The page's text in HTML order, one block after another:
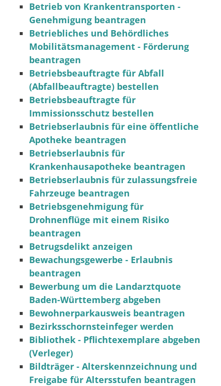
Betrieb von Krankentransporten -
Genehmigung beantragen
Betriebliches und Behördliches
Mobilitätsmanagement - Förderung
beantragen
Betriebsbeauftragte für Abfall
(Abfallbeauftragte) bestellen
Betriebsbeauftragte für
Immissionsschutz bestellen
Betriebserlaubnis für eine öffentliche
Apotheke beantragen
Betriebserlaubnis für
Krankenhausapotheke beantragen
Betriebserlaubnis für zulassungsfreie
Fahrzeuge beantragen
Betriebsgenehmigung für
Drohnenflüge mit einem Risiko
beantragen
Betrugsdelikt anzeigen
Bewachungsgewerbe - Erlaubnis
beantragen
Bewerbung um die Landarztquote
Baden-Württemberg abgeben
Bewohnerparkausweis beantragen
Bezirksschornsteinfeger werden
Bibliothek - Pflichtexemplare abgeben
(Verleger)
Bildträger - Alterskennzeichnung und
Freigabe für Altersstufen beantragen